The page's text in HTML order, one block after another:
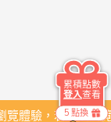
覽體驗，若繼續瀏
5 點換
累積點數
登入查看